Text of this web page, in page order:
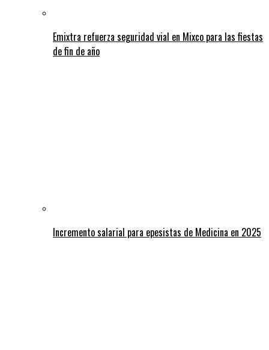
Emixtra refuerza seguridad vial en Mixco para las fiestas
de fin de año
Incremento salarial para epesistas de Medicina en 2025